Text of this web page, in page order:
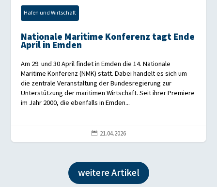
Hafen und Wirtschaft
Nationale Maritime Konferenz tagt Ende
April in Emden
Am 29. und 30 April findet in Emden die 14. Nationale
Maritime Konferenz (NMK) statt. Dabei handelt es sich um
die zentrale Veranstaltung der Bundesregierung zur
Unterstützung der maritimen Wirtschaft. Seit ihrer Premiere
im Jahr 2000, die ebenfalls in Emden...
 21.04.2026
weitere Artikel